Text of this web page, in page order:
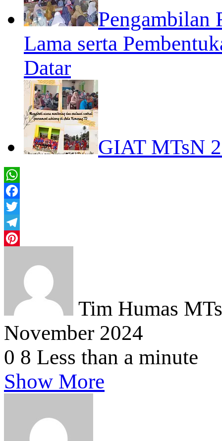
Pengambilan
Lama serta
Datar
GIAT MTsN
WhatsApp
Facebook
Twitter
Telegram
Tim Humas
November 2024
0 8 Less than a minute
Show More